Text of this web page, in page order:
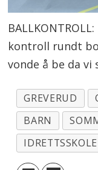
kontroll rundt
vonde å be da
GREVERUD
BARN
IDRETTSSKOLE